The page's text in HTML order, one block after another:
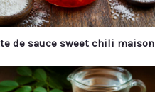
de sauce sweet chili maison